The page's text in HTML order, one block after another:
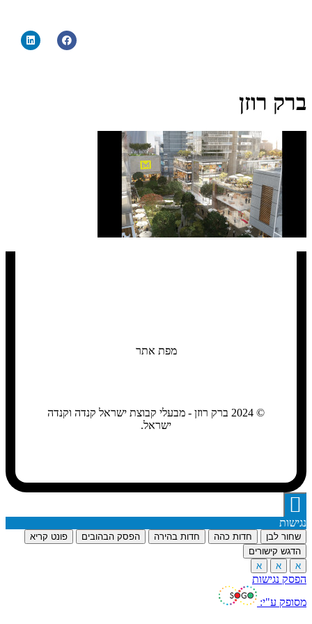
ברק רוזן
מפת אתר
© 2024 ברק רוזן - מבעלי קבוצת ישראל קנדה וקנדה
ישראל.
נגישות
שחור לבן חדות כהה חדות בהירה הפסק הבהובים
פונט קריא
הדגש קישורים
א
א א
הפסק נגישות
מסופק ע"י: